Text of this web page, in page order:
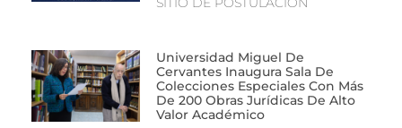
Universidad Miguel De
Cervantes Inaugura Sala De
Colecciones Especiales Con Más
De 200 Obras Jurídicas De Alto
Valor Académico